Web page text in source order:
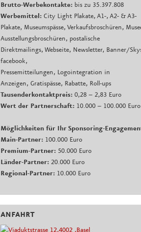
Brutto-Werbekontakte: bis zu 35.397.808
Werbemittel: City Light Plakate, A1-, A2- & A3-
Plakate, Museumspässe, Verkaufsbroschüren,
Ausstellungsbroschüren, postalische
Direktmailings, Webseite, Newsletter, Banner/
facebook,
Pressemitteilungen, Logointegration in
Anzeigen, Gratispässe, Rabatte, Roll-ups
Tausenderkontaktpreis: 0,28 – 2,83 Euro
Wert der Partnerschaft: 10.000 – 100.000 Euro
Möglichkeiten für Ihr Sponsoring-
Main-Partner: 100.000 Euro
Premium-Partner: 50.000 Euro
Länder-Partner: 20.000 Euro
Regional-Partner: 10.000 Euro
ANFAHRT